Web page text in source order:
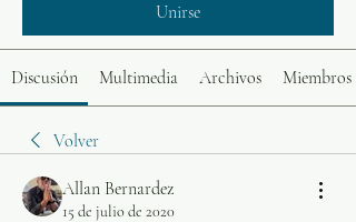
Unirse
Discusión Multimedia Archivos Miembros
Volver
Allan Bernardez
15 de julio de 2020